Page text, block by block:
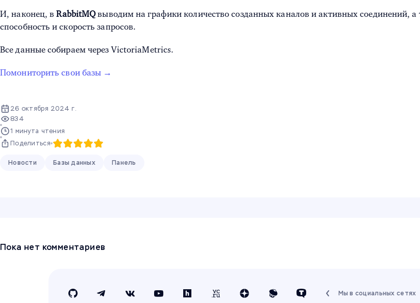
И, наконец, вRabbitMQвыводим на графики количество созданных каналов и активных соединений,
способность и скорость запросов.
Все данные собираем через VictoriaMetrics.
Помониторить свои базы →
26 октября 2024 г.
834
1 минута чтения
Поделиться
Новости Базы данных Панель
Пока нет комментариев
Мы в социальных сетях